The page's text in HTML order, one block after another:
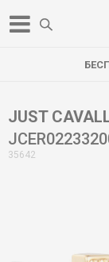
JUST
35642